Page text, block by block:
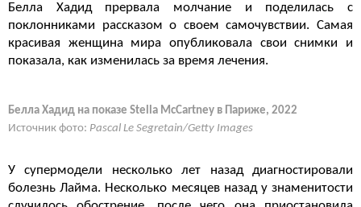
Белла Хадид прервала молчание и поделилась с
поклонниками рассказом о своем самочувствии. Самая
красивая женщина мира опубликовала свои снимки и
показала, как изменилась за время лечения.
Белла Хадид на показе Stella McCartney в Париже, 2022
Источник фото: Pascal Le Segretain/Getty Images
У супермодели несколько лет назад диагностировали
болезнь Лайма. Несколько месяцев назад у знаменитости